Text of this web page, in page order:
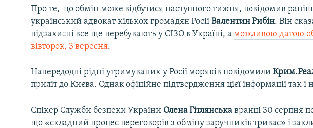
Про те, що обмін може відбутися наступного тижня, повідомив
український адвокат кількох громадян РосіїВалентин Рибін. Він
підзахисні все ще перебувають у СІЗО в Україні, аможливою датою
вівторок, 3 вересня.
Напередодні рідні утримуваних у Росії моряків повідомили
приліт до Києва. Однак офіційне підтвердження цієї інформації так і
Спікер Служби безпеки України Олена Гітлянська вранці 30 серпня
що «складний процес переговорів з обміну заручників триває» і